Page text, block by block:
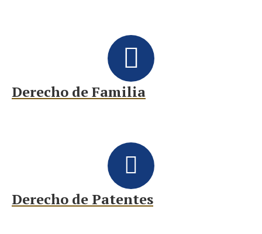
Derecho de Familia
Derecho de Patentes